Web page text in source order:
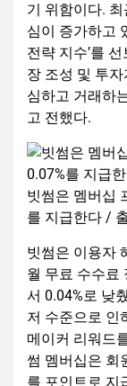
기 위함이다.
심이 증가하고
전략 지수’를
장 조성 및 투
심하고 거래하
고 전했다.
빗썸은 멤버십
를 지급한다 /
빗썸은 이용자
월 무료 수수료
서 0.04%로 낮
저 수준으로 인
메이커 리워드
썸 멤버십은 회
를 포인트로 지